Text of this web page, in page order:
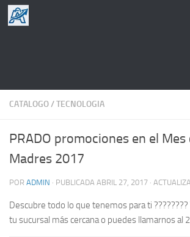
Saltar al contenido
CATALOGO/TECNOLOGIA
PRADO promociones en el Mes
Madres 2017
POR ADMIN · PUBLICADA ABRIL 27, 2017 ·
Descubre todo lo que tenemos para ti
tu sucursal más cercana o puedes llamarnos al